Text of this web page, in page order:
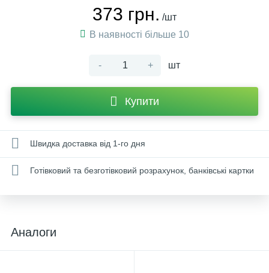
373 грн. /шт
В наявності більше 10
- + шт
Купити
Швидка доставка від 1-го дня
Готівковий та безготівковий розрахунок, банківські картки
Аналоги